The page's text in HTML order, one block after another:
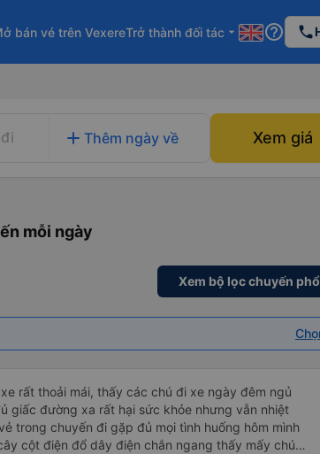
bán vé trên VexereTrở thành đối tác arrow_drop_down help_outline phone
add Thêm ngày về Xem giá
mỗi ngày
Xem bộ lọc chuyến
rất thoải mái, thấy các chú đi xe ngày đêm ngủ
giấc đường xa rất hại sức khỏe nhưng vẫn nhiệt
trong chuyến đi gặp đủ mọi tình huống hôm mình
cột điện đổ dây điện chắn ngang thấy mấy chú